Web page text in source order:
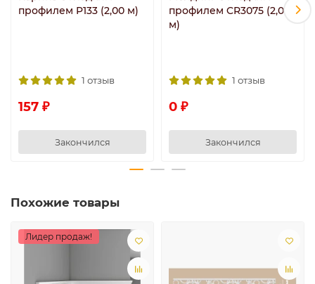
профилем P133 (2,00 м)
1 отзыв
157 ₽
Закончился
профилем CR3075 (2,00
м)
1 отзыв
0 ₽
Закончился
Похожие товары
Лидер продаж!